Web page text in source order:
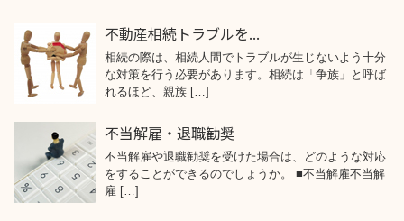
不動産相続トラブルを...
相続の際は、相続人間でトラブルが生じないよう十分
な対策を行う必要があります。相続は「争族」と呼ば
れるほど、親族 […]
不当解雇・退職勧奨
不当解雇や退職勧奨を受けた場合は、どのような対応
をすることができるのでしょうか。 ■不当解雇不当解
雇 […]